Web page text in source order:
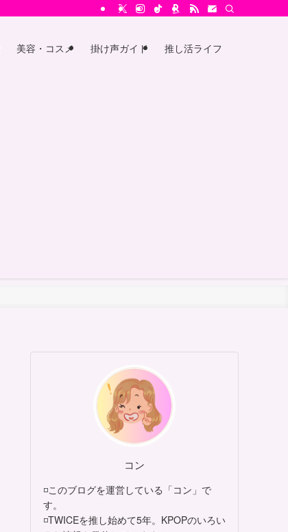
美容・コスメ 掛け声ガイド 推し活ライフ
コン
◽このブログを運営している「コン」で
す。
◽TWICEを推し始めて5年。KPOPのいろい